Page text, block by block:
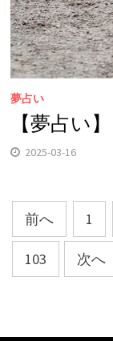
夢占い
【夢占い
2025-03-16
投
稿
ナ
前へ 1
103 次へ